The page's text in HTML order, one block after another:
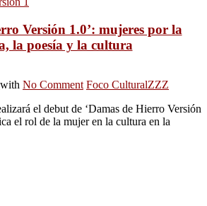
Versión 1.0’: mujeres por la
la poesía y la cultura
with No Comment Foco CulturalZZZ
el debut de ‘Damas de Hierro Versión
el rol de la mujer en la cultura en la